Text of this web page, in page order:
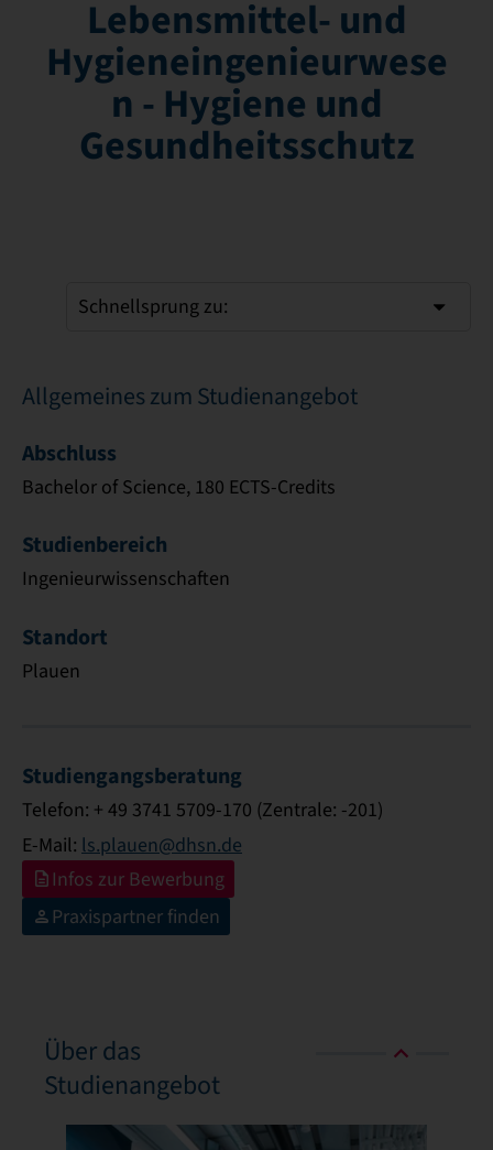
Lebensmittel- und
Hygieneingenieurwese
n - Hygiene und
Gesundheitsschutz
Schnellsprung zu:
Allgemeines zum Studienangebot
Abschluss
Bachelor of Science, 180 ECTS-Credits
Studienbereich
Ingenieurwissenschaften
Standort
Plauen
Studiengangsberatung
Telefon: + 49 3741 5709-170 (Zentrale: -201)
E-Mail: ls.plauen@dhsn.de
Infos zur Bewerbung
Praxispartner finden
Über das
Studienangebot